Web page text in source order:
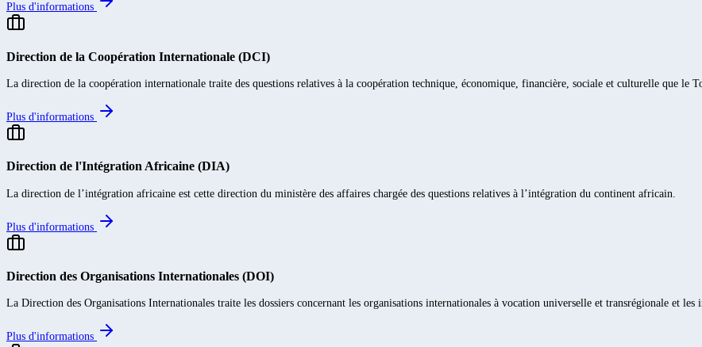
Plus d'informations
Direction de la Coopération Internationale (DCI)
La direction de la coopération internationale traite des questions relatives à la coopération technique, économique, financière, sociale et culturelle que le
Plus d'informations
Direction de l'Intégration Africaine (DIA)
La direction de l’intégration africaine est cette direction du ministère des affaires chargée des questions relatives à l’intégration du continent africain.
Plus d'informations
Direction des Organisations Internationales (DOI)
La Direction des Organisations Internationales traite les dossiers concernant les organisations internationales à vocation universelle et transrégionale et
Plus d'informations